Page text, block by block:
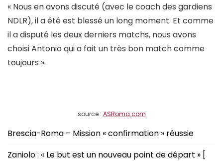
« Nous en avons discuté (avec le coach des gardiens
NDLR), il a été est blessé un long moment. Et comme
il a disputé les deux derniers matchs, nous avons
choisi Antonio qui a fait un très bon match comme
toujours ».
source : ASRoma.com
Brescia-Roma – Mission « confirmation » réussie
Zaniolo : « Le but est un nouveau point de départ » [